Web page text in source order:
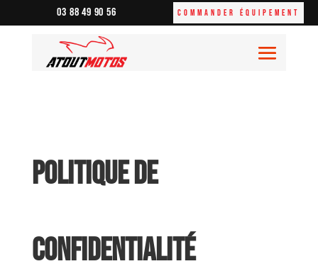
03 88 49 90 56 Commander équipement
Politique de
confidentialité